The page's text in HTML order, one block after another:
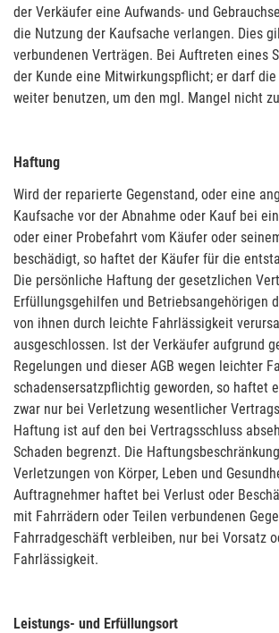
der Verkäufer eine Aufwands- und
die Nutzung der Kaufsache verlangen. Dies
verbundenen Verträgen. Bei Auftreten eines
der Kunde eine Mitwirkungspflicht; er darf
weiter benutzen, um den mgl. Mangel nicht
Haftung
Wird der reparierte Gegenstand, oder eine
Kaufsache vor der Abnahme oder Kauf bei
oder einer Probefahrt vom Käufer oder
beschädigt, so haftet der Käufer für die
Die persönliche Haftung der gesetzlichen
Erfüllungsgehilfen und Betriebsangehörigen
von ihnen durch leichte Fahrlässigkeit
ausgeschlossen. Ist der Verkäufer aufgrund
Regelungen und dieser AGB wegen leichter
schadensersatzpflichtig geworden, so haftet
zwar nur bei Verletzung wesentlicher
Haftung ist auf den bei Vertragsschluss
Schaden begrenzt. Die
Verletzungen von Körper, Leben und
Auftragnehmer haftet bei Verlust oder
mit Fahrrädern oder Teilen verbundenen
Fahrradgeschäft verbleiben, nur bei Vorsatz
Fahrlässigkeit.
Leistungs- und Erfüllungsort